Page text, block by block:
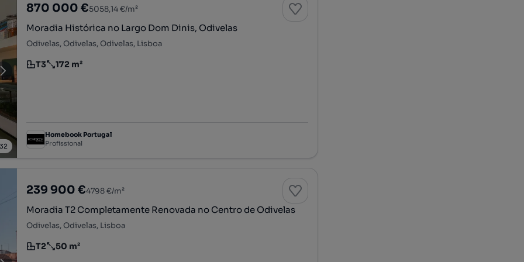
32
870 000 €5058,14 €/m²
Moradia Histórica no Largo Dom Dinis, Odivelas
Odivelas, Odivelas, Odivelas, Lisboa
Tipologia
T3
Preço por metro quadrado
172 m²
Homebook Portugal
Profissional
239 900 €4798 €/m²
Moradia T2 Completamente Renovada no Centro de Odivelas
Odivelas, Odivelas, Lisboa
Tipologia
T2
Preço por metro quadrado
50 m²